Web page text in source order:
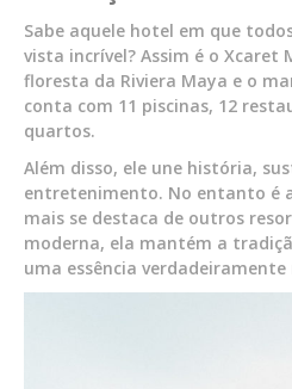
Sabe aquele hotel em que
vista incrível? Assim é o Xcaret
floresta da Riviera Maya e o
conta com 11 piscinas, 12
quartos.
Além disso, ele une história,
entretenimento. No entanto é
mais se destaca de outros
moderna, ela mantém a
uma essência verdadeiramente